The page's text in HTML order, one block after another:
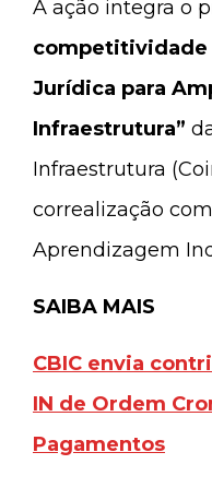
A ação integra o
competitividade
Jurídica para
Infraestrutura”
Infraestrutura
correalização
Aprendizagem
SAIBA MAIS
CBIC envia
IN de Ordem
Pagamentos